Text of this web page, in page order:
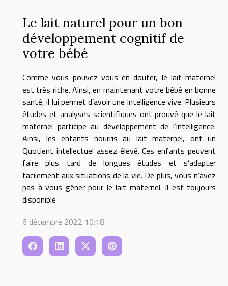
Le lait naturel pour un bon
développement cognitif de
votre bébé
Comme vous pouvez vous en douter, le lait maternel
est très riche. Ainsi, en maintenant votre bébé en bonne
santé, il lui permet d’avoir une intelligence vive. Plusieurs
études et analyses scientifiques ont prouvé que le lait
maternel participe au développement de l’intelligence.
Ainsi, les enfants nourris au lait maternel, ont un
Quotient intellectuel assez élevé. Ces enfants peuvent
faire plus tard de longues études et s’adapter
facilement aux situations de la vie. De plus, vous n’avez
pas à vous gêner pour le lait maternel. Il est toujours
disponible
6 décembre 2022 10:18